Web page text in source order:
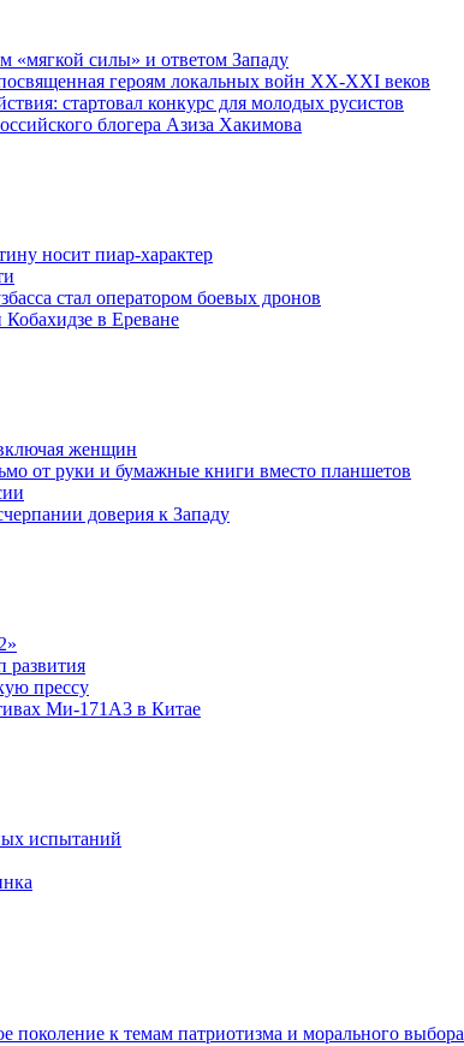
«мягкой силы» и ответом Западу
героям локальных войн XX-XXI веков
стартовал конкурс для молодых русистов
блогера Азиза Хакимова
носит пиар-характер
стал оператором боевых дронов
в Ереване
женщин
от руки и бумажные книги вместо планшетов
доверия к Западу
развития
прессу
Ми-171А3 в Китае
испытаний
к темам патриотизма и морального выбора